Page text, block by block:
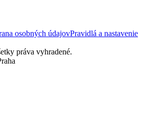
osobných údajovPravidlá a nastavenie
práva vyhradené.